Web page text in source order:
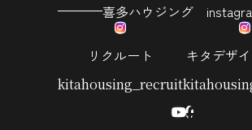
喜多ハウジング
リクルート
kitahousing_recruit
キタデザ